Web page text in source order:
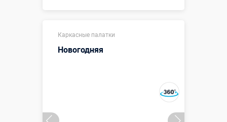
Каркасные палатки
Новогодняя